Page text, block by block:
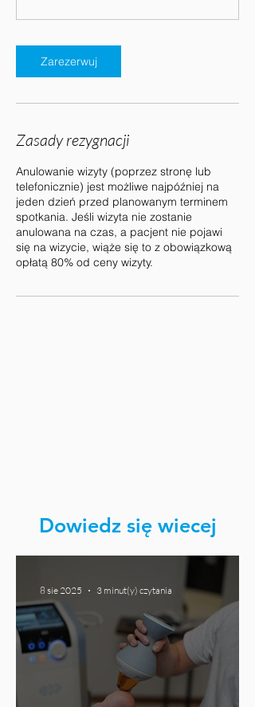
Zarezerwuj
Zasady rezygnacji
Anulowanie wizyty (poprzez stronę lub
telefonicznie) jest możliwe najpóźniej na
jeden dzień przed planowanym terminem
spotkania. Jeśli wizyta nie zostanie
anulowana na czas, a pacjent nie pojawi
się na wizycie, wiąże się to z obowiązkową
Dowiedz się wiecej
8 sie 2025 3 minut(y) czytania